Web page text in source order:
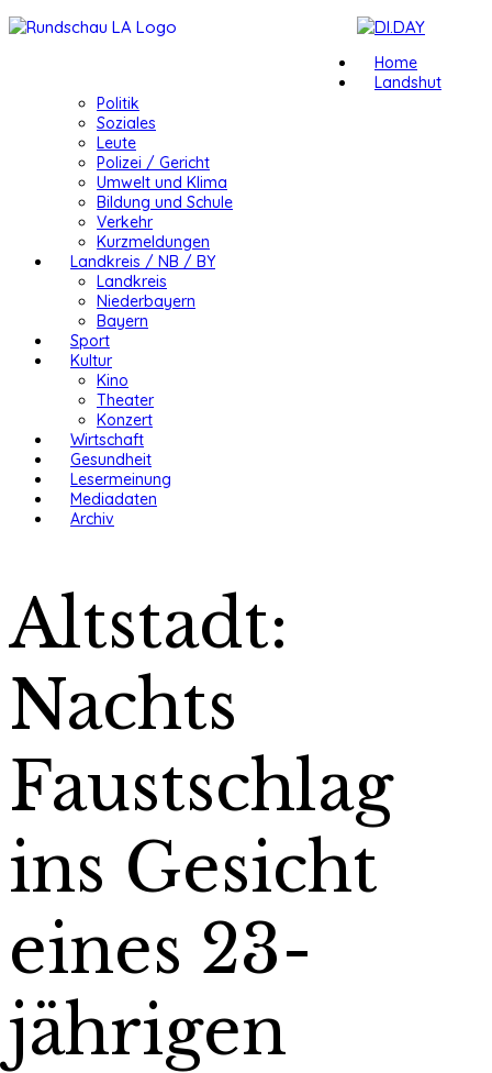
Home
Landshut
Politik
Soziales
Leute
Polizei / Gericht
Umwelt und Klima
Bildung und Schule
Verkehr
Kurzmeldungen
Landkreis / NB / BY
Landkreis
Niederbayern
Bayern
Sport
Kultur
Kino
Theater
Konzert
Wirtschaft
Gesundheit
Lesermeinung
Mediadaten
Archiv
Altstadt:
Nachts
Faustschlag
ins Gesicht
eines 23-
jährigen